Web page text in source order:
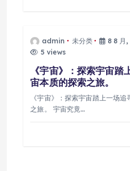
admin 未分类
8 8 月
5 views
《宇宙》：探索宇宙踏
宙本质的探索之旅。
《宇宙》：探索宇宙踏上一场
之旅。 宇宙究竟…